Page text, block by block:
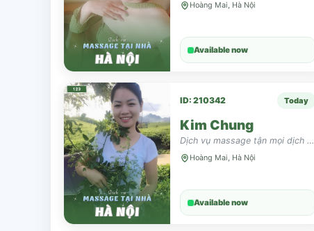
Hoàng Mai, Hà Nội
Available now
ID: 210342 Today
Kim Chung
Dịch vụ massage tận mọi dịch vụ lành mạnh
Hoàng Mai, Hà Nội
Available now